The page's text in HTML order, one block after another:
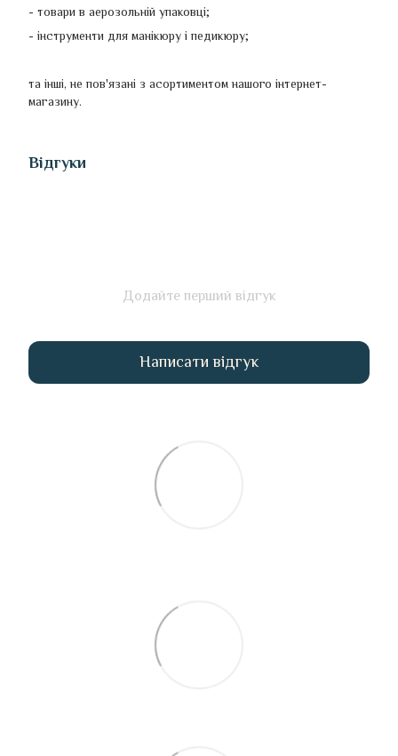
- товари в аерозольній упаковці;
- інструменти для манікюру і педикюру;
та інші, не пов'язані з асортиментом нашого інтернет-
магазину.
Відгуки
Додайте перший відгук
Написати відгук